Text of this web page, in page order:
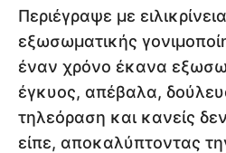
Περιέγραψε με
εξωσωματικής
έναν χρόνο έκανα
έγκυος, απέβαλα,
τηλεόραση και κανείς
είπε, αποκαλύπτοντας